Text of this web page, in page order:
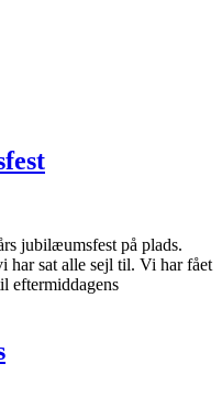
jubilæumsfest på plads.
har sat alle sejl til. Vi har fået
eftermiddagens